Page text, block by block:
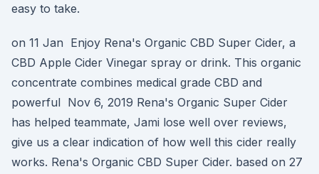
easy to take.
on 11 Jan Enjoy Rena's Organic CBD Super Cider, a
CBD Apple Cider Vinegar spray or drink. This organic
concentrate combines medical grade CBD and
powerful Nov 6, 2019 Rena's Organic Super Cider
has helped teammate, Jami lose well over reviews,
give us a clear indication of how well this cider really
works. Rena's Organic CBD Super Cider. based on 27